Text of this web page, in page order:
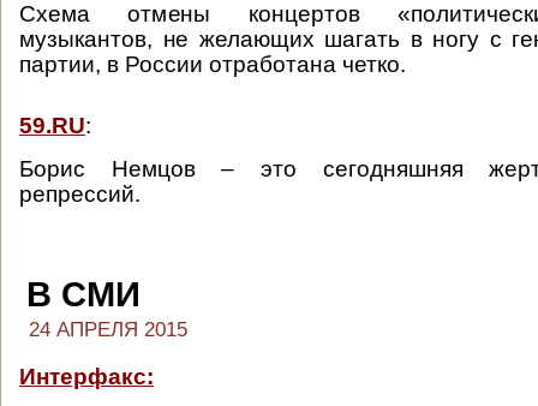
Cхема отмены концертов
музыкантов, не желающих шагать в ногу с
партии, в России отработана четко.
59.RU:
Борис Немцов – это сегодняшняя
репрессий.
В СМИ
24 АПРЕЛЯ 2015
Интерфакс: